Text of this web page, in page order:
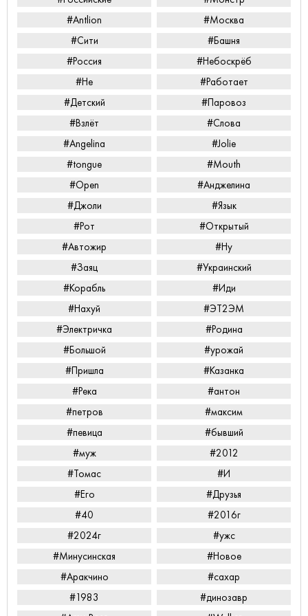
#Antlion
#Москва
#Сити
#Башня
#Россия
#Небоскрёб
#Не
#Работает
#Детский
#Паровоз
#Взлёт
#Слова
#Angelina
#Jolie
#tongue
#Mouth
#Open
#Анджелина
#Джоли
#Язык
#Рот
#Открытый
#Автожир
#Ну
#Заяц
#Украинский
#Корабль
#Иди
#Нахуй
#ЭТ2ЭМ
#Электричка
#Родина
#Большой
#урожай
#Пришла
#Казанка
#Река
#антон
#петров
#максим
#певица
#бывший
#муж
#2012
#Томас
#И
#Его
#Друзья
#40
#2016г
#2024г
#ужс
#Минусинская
#Новое
#Аракчино
#сахар
#1983
#динозавр